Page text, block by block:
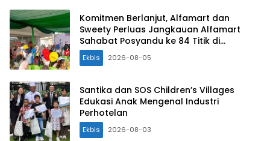
Komitmen Berlanjut, Alfamart dan
Sweety Perluas Jangkauan Alfamart
Sahabat Posyandu ke 84 Titik di
Indonesia
Ekbis 2026-08-05
Santika dan SOS Children’s Villages
Edukasi Anak Mengenal Industri
Perhotelan
Ekbis 2026-08-03